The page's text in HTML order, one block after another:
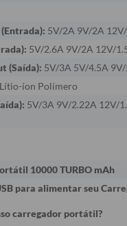
5V/2A 9V/2A
5V/2.6A 9V/2A 12V/
(Saída): 5V/3A 5V/4.5A
Lítio-íon Polímero
5V/3A 9V/2.22A 12V/
10000 TURBO mAh
para alimentar seu
carregador portátil?